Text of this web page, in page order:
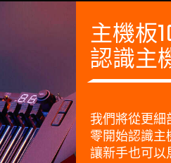
主機板
認識主
我們將從更
零開始認識
讓新手也可